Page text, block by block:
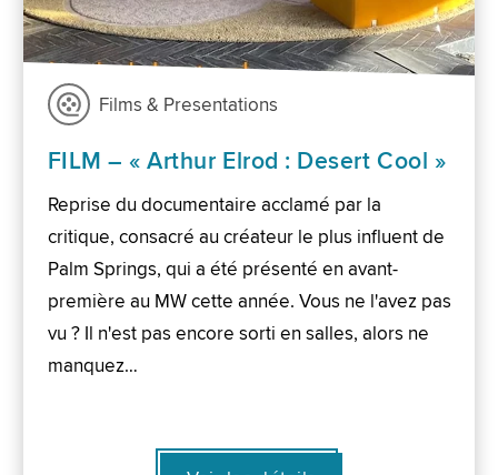
Films & Presentations
FILM – « Arthur Elrod : Desert Cool »
Reprise du documentaire acclamé par la
critique, consacré au créateur le plus influent de
Palm Springs, qui a été présenté en avant-
première au MW cette année. Vous ne l'avez pas
vu ? Il n'est pas encore sorti en salles, alors ne
manquez…